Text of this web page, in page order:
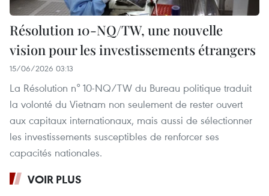
Résolution 10-NQ/TW, une nouvelle
vision pour les investissements étrangers
15/06/2026 03:13
La Résolution n° 10-NQ/TW du Bureau politique traduit
la volonté du Vietnam non seulement de rester ouvert
aux capitaux internationaux, mais aussi de sélectionner
les investissements susceptibles de renforcer ses
capacités nationales.
VOIR PLUS